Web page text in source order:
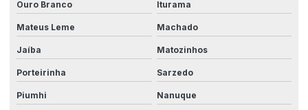
Transformação digital na indústria
Ouro Branco Iturama
Mateus Leme Machado
Jaíba Matozinhos
Porteirinha Sarzedo
Piumhi Nanuque